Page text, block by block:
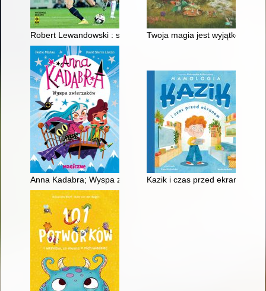
Robert Lewandowski : sztuczki, triki i bramkiTwoja magia jest wyjątkowa
Anna Kadabra; Wyspa zwierzakówKazik i czas przed ekranem